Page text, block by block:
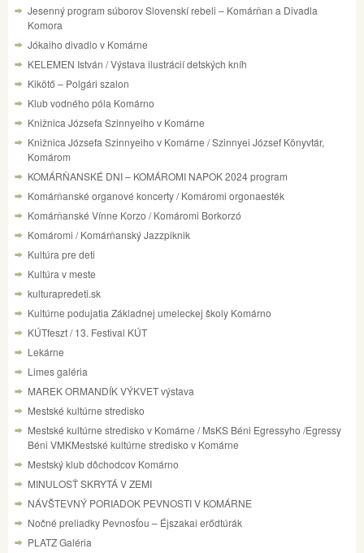
Jesenný program súborov Slovenskí rebeli – Komárňan a Divadla
Komora
Jókaiho divadlo v Komárne
KELEMEN István / Výstava ilustrácií detských kníh
Kikötő – Polgári szalon
Klub vodného póla Komárno
Knižnica Józsefa Szinnyeiho v Komárne
Knižnica Józsefa Szinnyeiho v Komárne / Szinnyei József Könyvtár,
Komárom
KOMÁRŇANSKÉ DNI – KOMÁROMI NAPOK 2024 program
Komárňanské organové koncerty / Komáromi orgonaesték
Komárňanské Vínne Korzo / Komáromi Borkorzó
Komáromi / Komárňanský Jazzpiknik
Kultúra pre deti
Kultúra v meste
kulturapredeti.sk
Kultúrne podujatia Základnej umeleckej školy Komárno
KÚTfeszt / 13. Festival KÚT
Lekárne
Limes galéria
MAREK ORMANDÍK VÝKVET výstava
Mestské kultúrne stredisko
Mestské kultúrne stredisko v Komárne / MsKS Béni Egressyho /Egressy
Béni VMKMestské kultúrne stredisko v Komárne
Mestský klub dôchodcov Komárno
MINULOSŤ SKRYTÁ V ZEMI
NÁVŠTEVNÝ PORIADOK PEVNOSTI V KOMÁRNE
Nočné preliadky Pevnosťou – Éjszakai erődtúrák
PLATZ Galéria